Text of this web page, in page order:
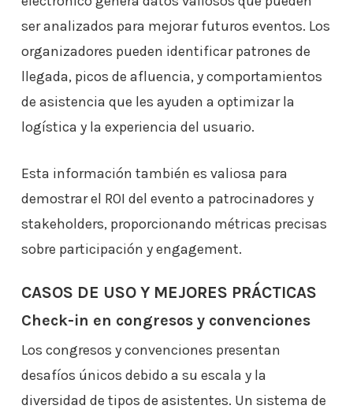
ser analizados para mejorar futuros eventos. Los
organizadores pueden identificar patrones de
llegada, picos de afluencia, y comportamientos
de asistencia que les ayuden a optimizar la
logística y la experiencia del usuario.
Esta información también es valiosa para
demostrar el ROI del evento a patrocinadores y
stakeholders, proporcionando métricas precisas
sobre participación y engagement.
CASOS DE USO Y MEJORES PRÁCTICAS
Check-in en congresos y convenciones
Los congresos y convenciones presentan
desafíos únicos debido a su escala y la
diversidad de tipos de asistentes. Un sistema de